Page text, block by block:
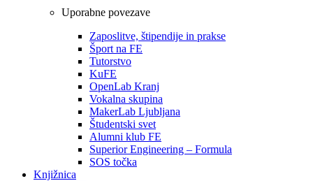
Uporabne povezave
Zaposlitve, štipendije in prakse
Šport na FE
Tutorstvo
KuFE
OpenLab Kranj
Vokalna skupina
MakerLab Ljubljana
Študentski svet
Alumni klub FE
Superior Engineering – Formula
SOS točka
Knjižnica